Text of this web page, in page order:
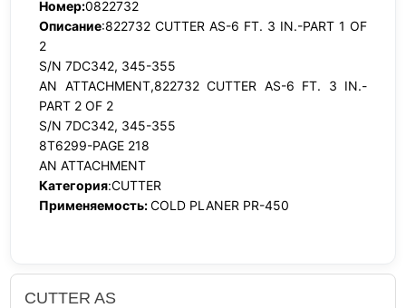
Номер:0822732
Описание:822732 CUTTER AS-6 FT. 3 IN.-PART 1 OF
2
S/N 7DC342, 345-355
AN ATTACHMENT,822732 CUTTER AS-6 FT. 3 IN.-
PART 2 OF 2
S/N 7DC342, 345-355
8T6299-PAGE 218
AN ATTACHMENT
Категория:CUTTER
Применяемость:COLD PLANER PR-450
CUTTER AS